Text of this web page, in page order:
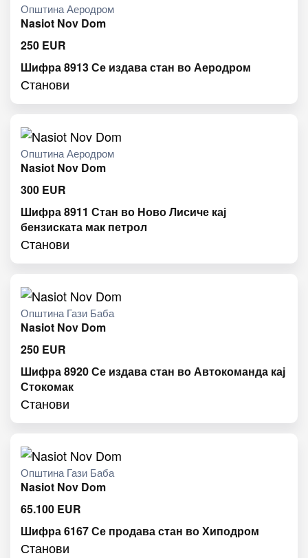
Општина Аеродром
Nasiot Nov Dom
250 EUR
Шифра 8913 Се издава стан во Аеродром
Станови
Општина Аеродром
Nasiot Nov Dom
300 EUR
Шифра 8911 Стан во Ново Лисиче кај
бензиската мак петрол
Станови
Општина Гази Баба
Nasiot Nov Dom
250 EUR
Шифра 8920 Се издава стан во Автокоманда кај
Стокомак
Станови
Општина Гази Баба
Nasiot Nov Dom
65.100 EUR
Шифра 6167 Се продава стан во Хиподром
Станови